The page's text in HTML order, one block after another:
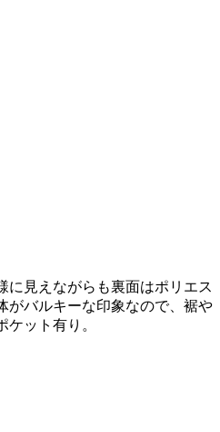
に見えながらも裏面はポリエス
がバルキーな印象なので、裾や
ット有り。